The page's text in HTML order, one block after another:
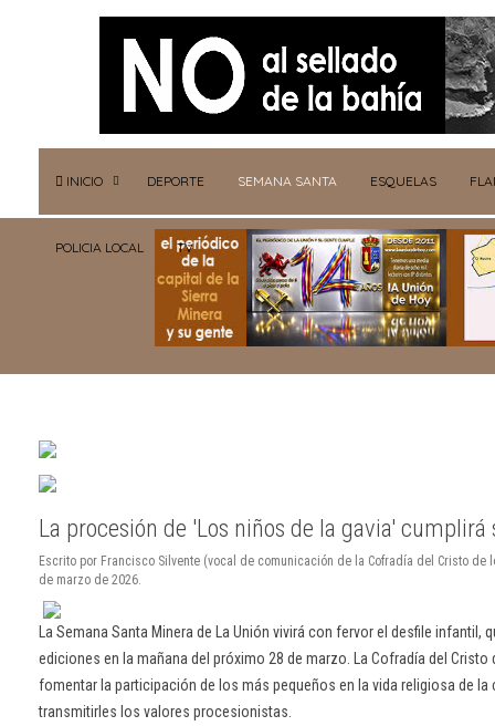
INICIO DEPORTE SEMANA SANTA ESQUELAS
POLICIA LOCAL TV
La procesión de 'Los niños de la gavia' cumplirá
Escrito por Francisco Silvente (vocal de comunicación de la Cofradía del Cristo de
de marzo de 2026.
La Semana Santa Minera de La Unión vivirá con fervor el desfile infantil,
ediciones en la mañana del próximo 28 de marzo. La Cofradía del
fomentar la participación de los más pequeños en la vida religiosa de la
transmitirles los valores procesionistas.